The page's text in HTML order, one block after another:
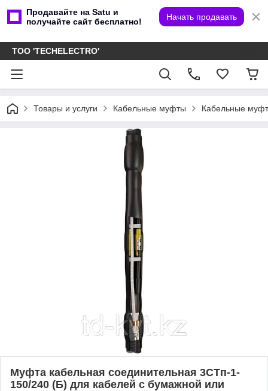
Продавайте на Satu и
получайте сайт бесплатно!
Начать продавать
ТОО 'TECHELECTRO'
Товары и услуги Кабельные муфты Кабельные
Муфта кабельная соединительная 3СТп-1-
150/240 (Б) для кабелей с бумажной или